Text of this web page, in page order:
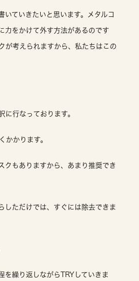
ていきたいと思います。メタルコ
力をかけて外す方法があるのです
が考えられますから、私たちはこの
に行なっております。
かかります。
クもありますから、あまり推奨でき
しただけでは、すぐには除去できま
を繰り返しながらTRYしていきま